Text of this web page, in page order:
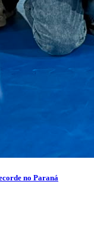
no Paraná